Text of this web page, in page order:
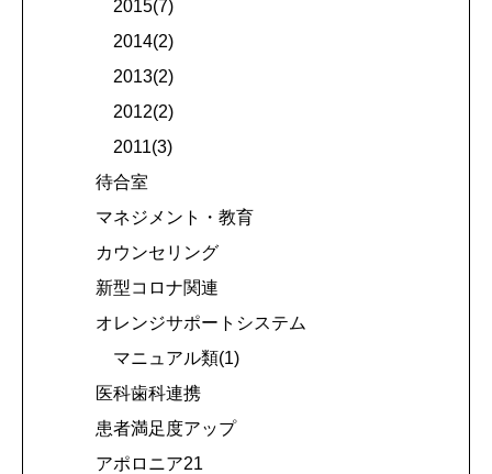
2015(7)
2014(2)
2013(2)
2012(2)
2011(3)
待合室
マネジメント・教育
カウンセリング
新型コロナ関連
オレンジサポートシステム
マニュアル類(1)
医科歯科連携
患者満足度アップ
アポロニア21